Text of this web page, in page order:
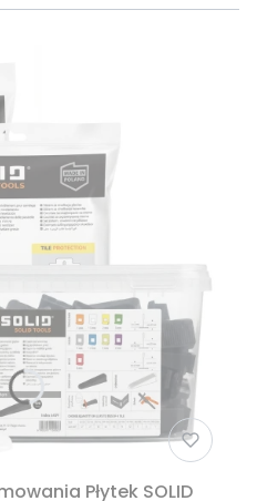
Płytek SOLID